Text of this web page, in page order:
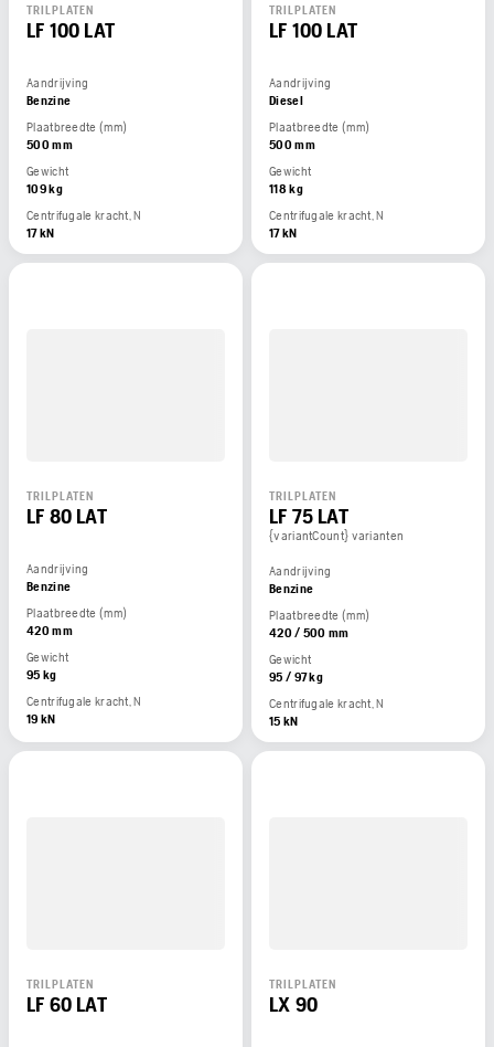
TRILPLATEN
LF 100 LAT
Aandrijving
Benzine
Plaatbreedte (mm)
500 mm
Gewicht
109 kg
Centrifugale kracht, N
17 kN
TRILPLATEN
LF 100 LAT
Aandrijving
Diesel
Plaatbreedte (mm)
500 mm
Gewicht
118 kg
Centrifugale kracht, N
17 kN
TRILPLATEN
LF 80 LAT
Aandrijving
Benzine
Plaatbreedte (mm)
420 mm
Gewicht
95 kg
Centrifugale kracht, N
19 kN
TRILPLATEN
LF 75 LAT
{variantCount} varianten
Aandrijving
Benzine
Plaatbreedte (mm)
420 / 500 mm
Gewicht
95 / 97 kg
Centrifugale kracht, N
15 kN
TRILPLATEN
LF 60 LAT
TRILPLATEN
LX 90